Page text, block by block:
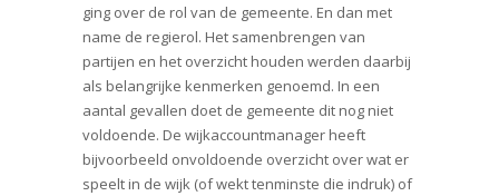
ging over de rol van de gemeente. En dan met
name de regierol. Het samenbrengen van
partijen en het overzicht houden werden daarbij
als belangrijke kenmerken genoemd. In een
aantal gevallen doet de gemeente dit nog niet
voldoende. De wijkaccountmanager heeft
bijvoorbeeld onvoldoende overzicht over wat er
speelt in de wijk (of wekt tenminste die indruk) of